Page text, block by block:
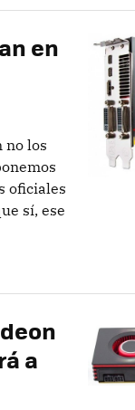
en
no los
oficiales
sí, ese
a